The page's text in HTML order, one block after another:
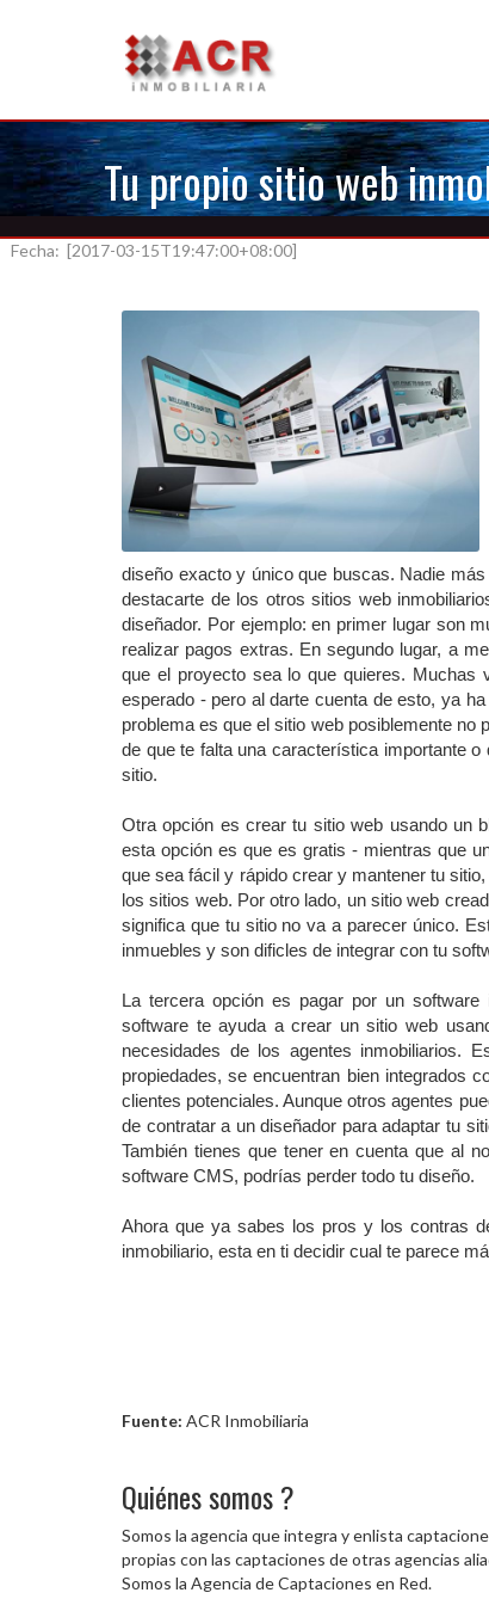
Tu propio sitio web
Fecha: [2017-03-15T19:47:00+08:00]
diseño exacto y único que buscas. Nadie
destacarte de los otros sitios web
diseñador. Por ejemplo: en primer lugar son
realizar pagos extras. En segundo lugar, a
que el proyecto sea lo que quieres.
esperado - pero al darte cuenta de esto, ya
problema es que el sitio web posiblemente no
de que te falta una característica importante
sitio.
Otra opción es crear tu sitio web usando un
esta opción es que es gratis - mientras que
que sea fácil y rápido crear y mantener tu
los sitios web. Por otro lado, un sitio web
significa que tu sitio no va a parecer único.
inmuebles y son dificles de integrar con tu
La tercera opción es pagar por un
software te ayuda a crear un sitio web
necesidades de los agentes inmobiliarios.
propiedades, se encuentran bien integrados
clientes potenciales. Aunque otros agentes
de contratar a un diseñador para adaptar tu
También tienes que tener en cuenta que al
software CMS, podrías perder todo tu diseño.
Ahora que ya sabes los pros y los contras
inmobiliario, esta en ti decidir cual te parece
Fuente: ACR Inmobiliaria
Quiénes somos ?
Somos la agencia que integra y enlista
propias con las captaciones de otras agencias
Somos la Agencia de Captaciones en Red.